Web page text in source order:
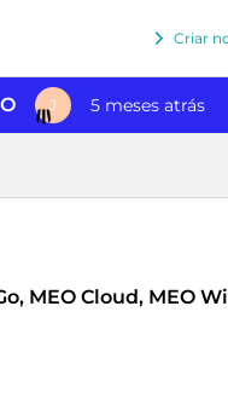
Criar
J 5 meses atrás
MEO Cloud, MEO